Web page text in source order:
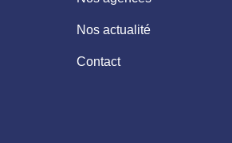
Nos actualité
Contact